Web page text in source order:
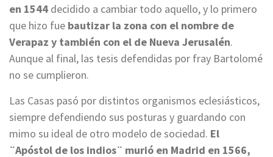
en 1544 decidido a cambiar todo aquello, y lo primero
que hizo fue bautizar la zona con el nombre de
Verapaz y también con el de Nueva Jerusalén.
Aunque al final, las tesis defendidas por fray Bartolomé
no se cumplieron.
Las Casas pasó por distintos organismos eclesiásticos,
siempre defendiendo sus posturas y guardando con
mimo su ideal de otro modelo de sociedad. El
¨Apóstol de los indios¨ murió en Madrid en 1566,